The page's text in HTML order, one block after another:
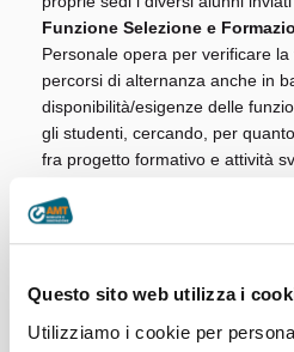
Questo sito web utilizza i
Utilizziamo i cookie per
Funzione Selezione e
Personale opera per verificare
percorsi di alternanza anche in
disponibilità/esigenze delle
gli studenti, cercando, per
fra progetto formativo e attività
Riepilogando, AMT ha accolto in
Meuccipresso la
Sampierdarena e